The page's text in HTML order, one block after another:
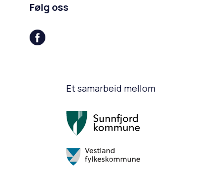
Følg oss
Et samarbeid mellom